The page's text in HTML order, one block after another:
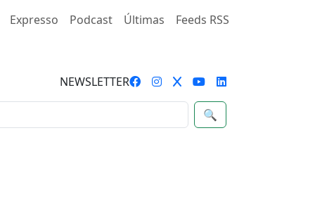
Expresso Podcast Últimas Feeds RSS
NEWSLETTER
🔍